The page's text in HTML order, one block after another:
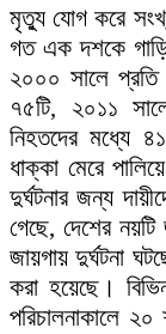
মৃত্যু যোগ করে
গত এক দশকে
২০০০ সালে প্রতি
৭৫টি, ২০১১
নিহতদের মধ্যে
ধাক্কা মেরে
দুর্ঘটনার জন্য
গেছে, দেশের
জায়গায় দুর্ঘটনা
করা হয়েছে।
পরিচালনাকালে ২০